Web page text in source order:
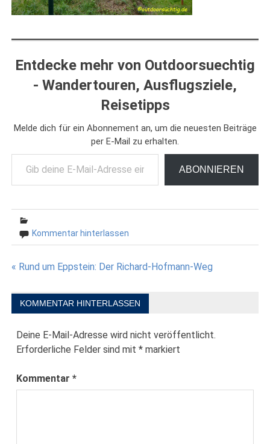
Entdecke mehr von Outdoorsuechtig
- Wandertouren, Ausflugsziele,
Reisetipps
Melde dich für ein Abonnement an, um die neuesten Beiträge
per E-Mail zu erhalten.
Gib deine E-Mail-Adresse ein ...
ABONNIEREN
Kommentar hinterlassen
Beitragsnavigation
« Rund um Eppstein: Der Richard-Hofmann-Weg
KOMMENTAR HINTERLASSEN
Deine E-Mail-Adresse wird nicht veröffentlicht.
Erforderliche Felder sind mit* markiert
Kommentar*